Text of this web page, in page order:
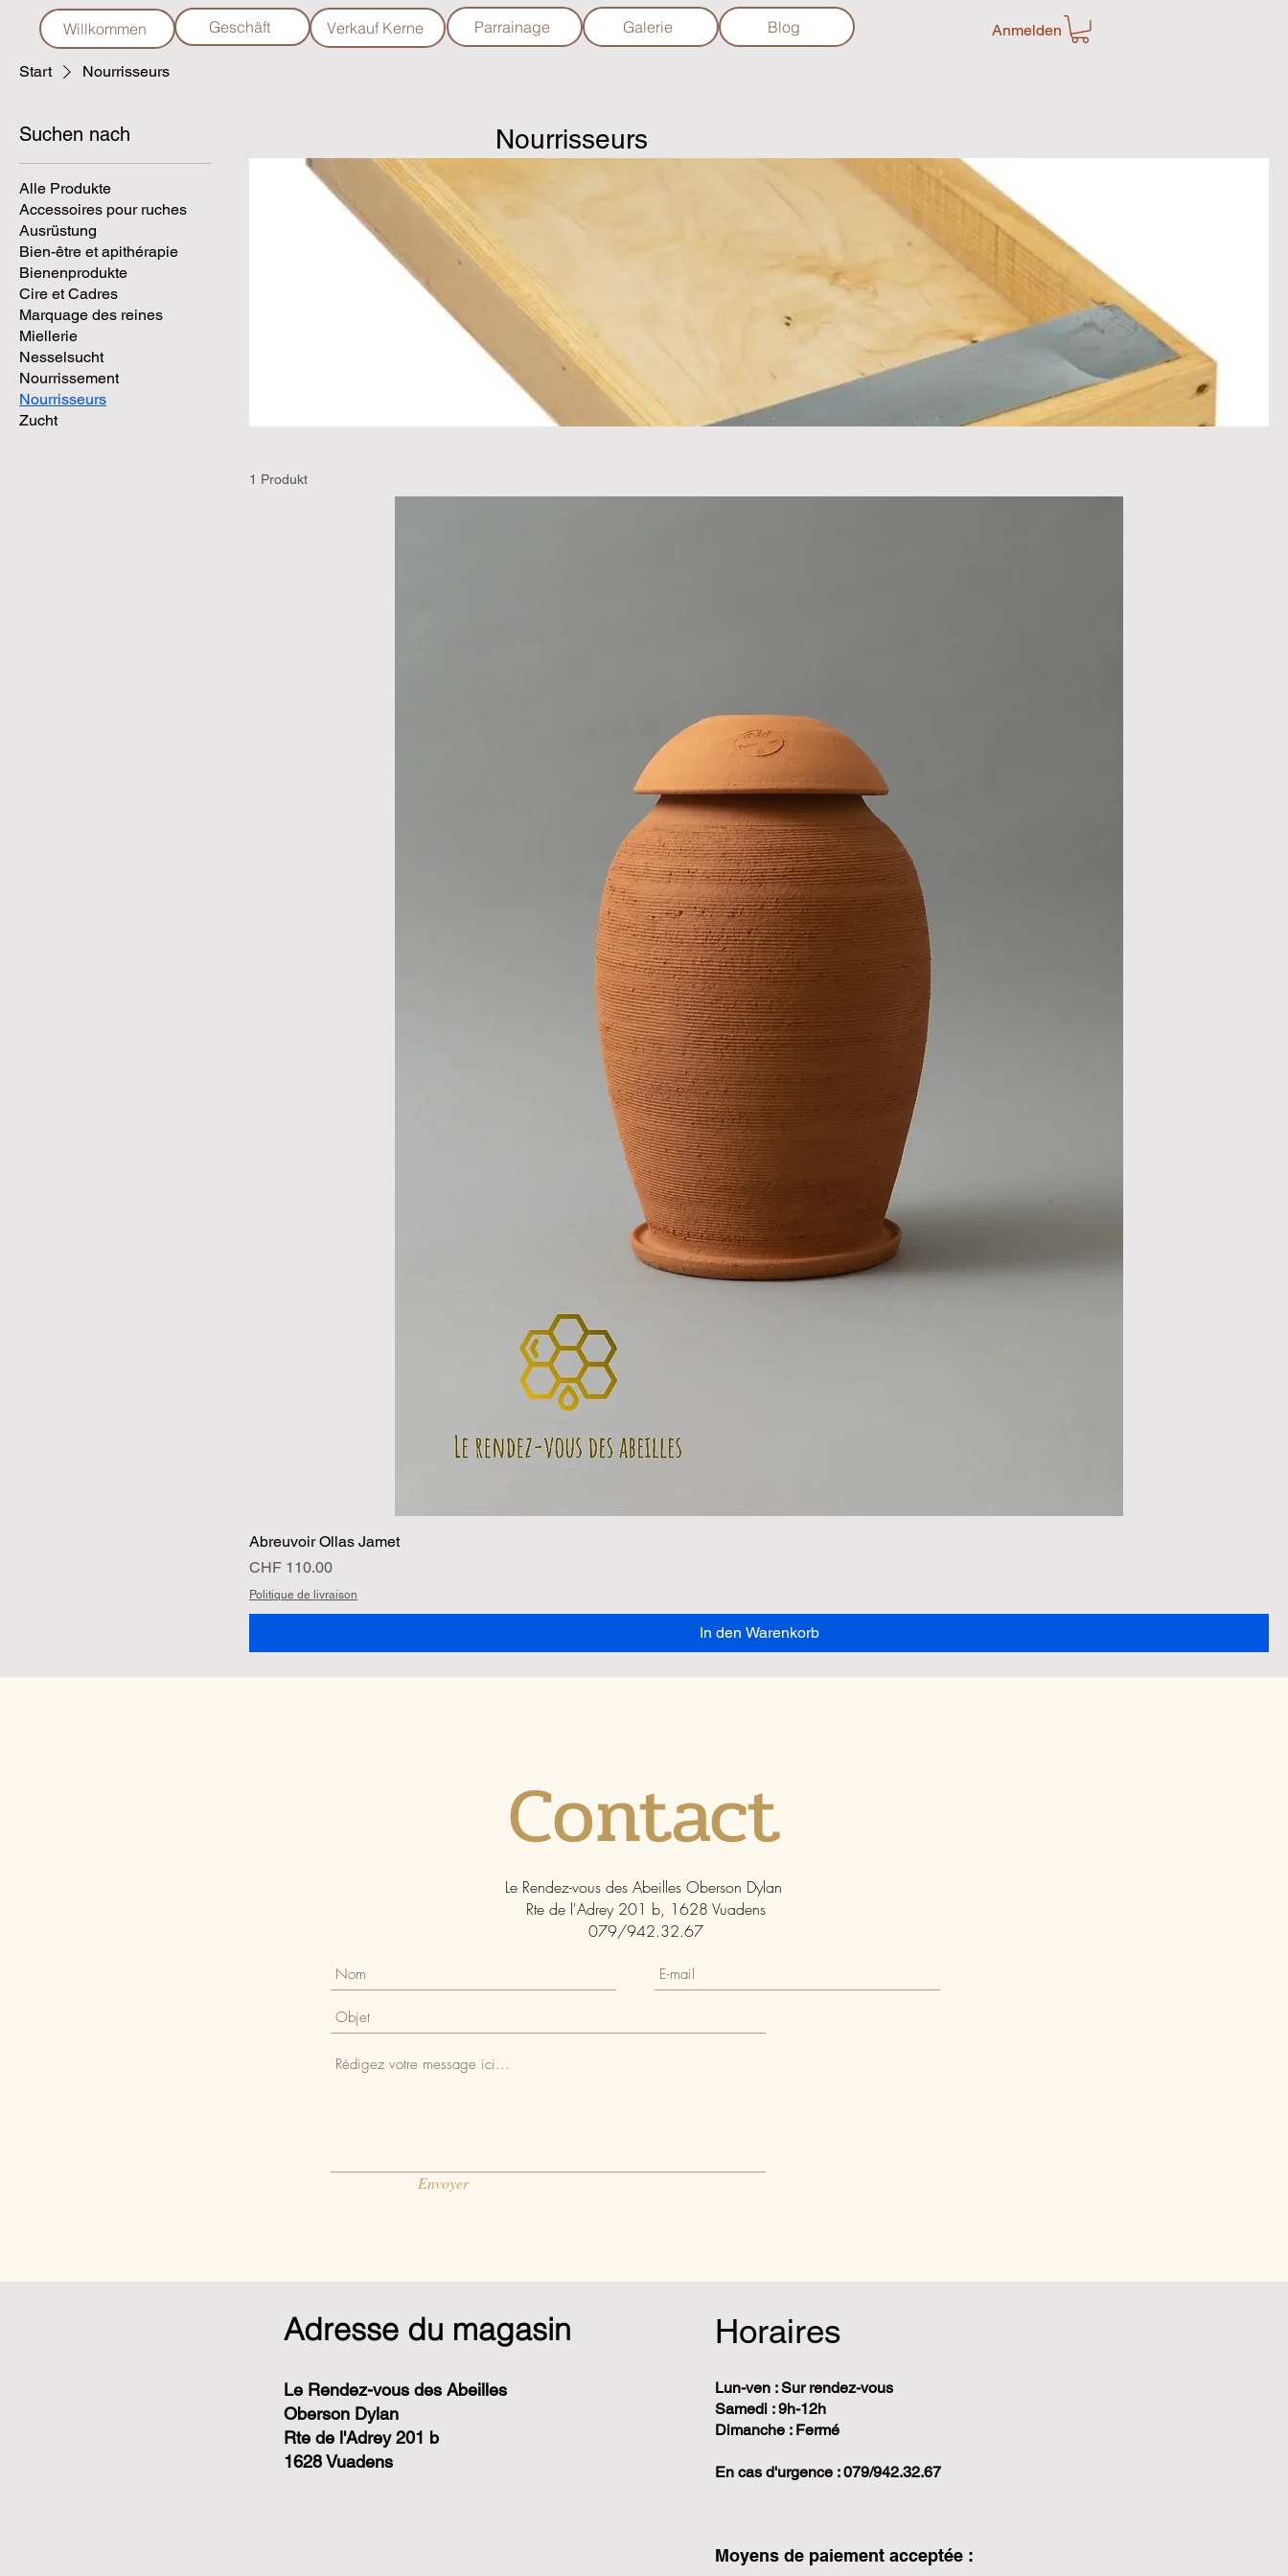
Willkommen Geschäft Verkauf Kerne Parrainage Galerie Blog Anmelden
Start Nourrisseurs
Suchen nach
Alle Produkte
Accessoires pour ruches
Ausrüstung
Bien-être et apithérapie
Bienenprodukte
Cire et Cadres
Marquage des reines
Miellerie
Nesselsucht
Nourrissement
Nourrisseurs
Zucht
Nourrisseurs
1 Produkt
Abreuvoir Ollas Jamet
Preis
CHF 110.00
Politique de livraison
In den Warenkorb
Contact
Le Rendez-vous des Abeilles Oberson Dylan
Rte de l'Adrey 201 b, 1628 Vuadens
079/942.32.67
Envoyer
Adresse du magasin
Le Rendez-vous des Abeilles
Oberson Dylan
Rte de l'Adrey 201 b
1628 Vuadens
Horaires
Lun-ven : Sur rendez-vous
Samedi : 9h-12h
Dimanche : Fermé
En cas d'urgence : 079/942.32.67
Moyens de paiement acceptée :